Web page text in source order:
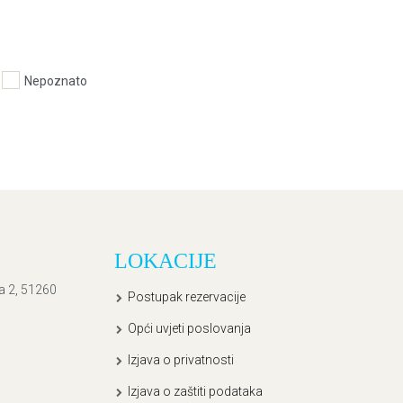
Nepoznato
2, 51260
LOKACIJE
Postupak rezervacije
Opći uvjeti poslovanja
Izjava o privatnosti
Izjava o zaštiti podataka